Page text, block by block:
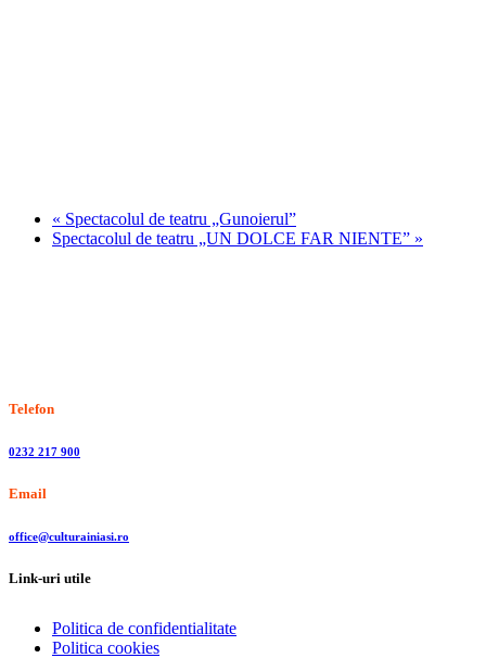
« Spectacolul de teatru „Gunoierul”
Spectacolul de teatru „UN DOLCE FAR NIENTE” »
Telefon
0232 217 900
Email
office@culturainiasi.ro
Link-uri utile
Politica de confidentialitate
Politica cookies